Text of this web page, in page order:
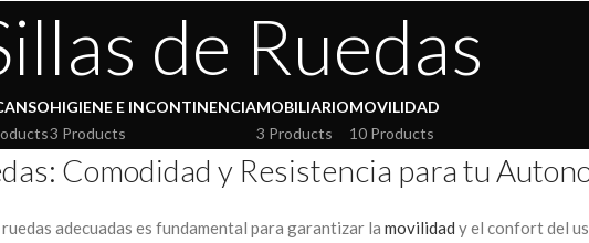
de Ruedas
HIGIENE E INCONTINENCIA
3 Products
MOBILIARIO
3 Products
MOVILIDAD
10 Products
Comodidad y Resistencia para tu
adecuadas es fundamental para garantizar la movilidad y el confort del